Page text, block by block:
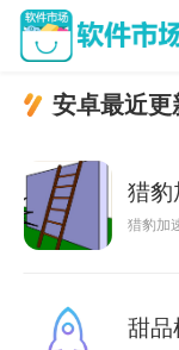
安卓最近更
猎豹
猎豹加
甜品